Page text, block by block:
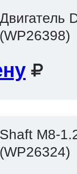
Двигатель
(WP26398)
Shaft M8-
(WP26324)